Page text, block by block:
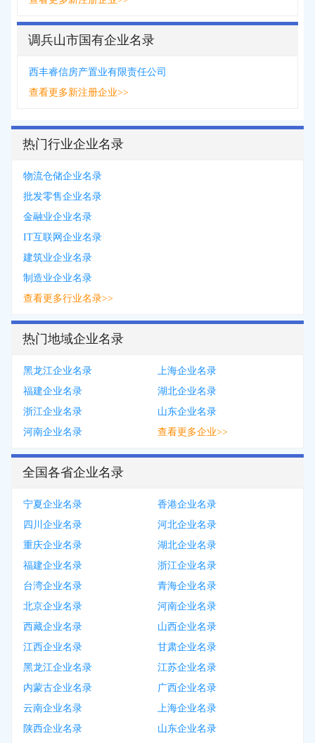
调兵山市国有企业名录
西丰睿信房产置业有限责任公司
查看更多新注册企业>>
热门行业企业名录
物流仓储企业名录
批发零售企业名录
金融业企业名录
IT互联网企业名录
建筑业企业名录
制造业企业名录
查看更多行业名录>>
热门地域企业名录
黑龙江企业名录
上海企业名录
福建企业名录
湖北企业名录
浙江企业名录
山东企业名录
河南企业名录
查看更多企业>>
全国各省企业名录
宁夏企业名录
香港企业名录
四川企业名录
河北企业名录
重庆企业名录
湖北企业名录
福建企业名录
浙江企业名录
台湾企业名录
青海企业名录
北京企业名录
河南企业名录
西藏企业名录
山西企业名录
江西企业名录
甘肃企业名录
黑龙江企业名录
江苏企业名录
内蒙古企业名录
广西企业名录
云南企业名录
上海企业名录
陕西企业名录
山东企业名录